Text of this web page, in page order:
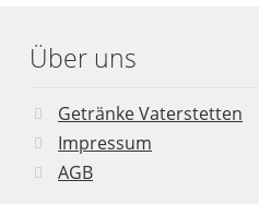
Über uns
Getränke Vaterstetten
Impressum
AGB